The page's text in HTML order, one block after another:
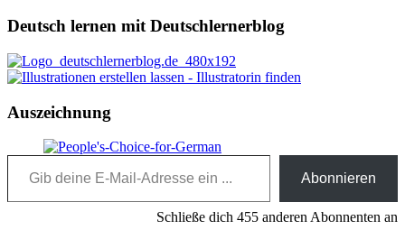
Deutsch lernen mit Deutschlernerblog
Auszeichnung
Gib deine E-Mail-Adresse ein ...
Abonnieren
Schließe dich 455 anderen Abonnenten an